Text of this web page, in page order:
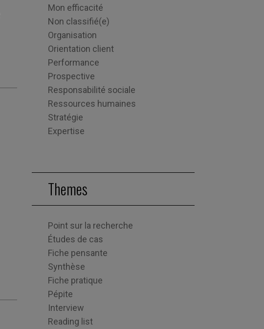
Mon efficacité
Non classifié(e)
Organisation
Orientation client
Performance
Prospective
Responsabilité sociale
Ressources humaines
Stratégie
Expertise
Themes
Point sur la recherche
Études de cas
Fiche pensante
Synthèse
Fiche pratique
Pépite
Interview
Reading list